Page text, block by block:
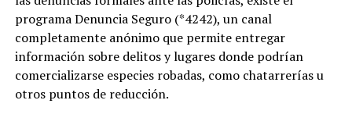
programa Denuncia Seguro (*4242), un canal
completamente anónimo que permite entregar
información sobre delitos y lugares donde podrían
comercializarse especies robadas, como chatarrerías u
otros puntos de reducción.